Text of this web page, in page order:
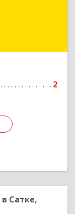
2
ул. Карла
Сатке,